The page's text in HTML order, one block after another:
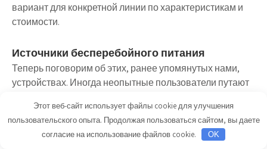
вариант для конкретной линии по характеристикам и
стоимости.
Источники бесперебойного питания
Теперь поговорим об этих, ранее упомянутых нами,
устройствах. Иногда неопытные пользователи путают
Основная задача ИБП – при внезапном отключении
Этот веб-сайт использует файлы cookie для улучшения
пользовательского опыта. Продолжая пользоваться сайтом, вы даете
согласие на использование файлов cookie.
OK